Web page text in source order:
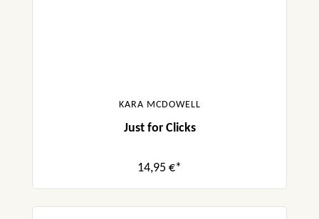
boooksaremylife.blogspot.com
KARA MCDOWELL
Just for Clicks
14,95 €*